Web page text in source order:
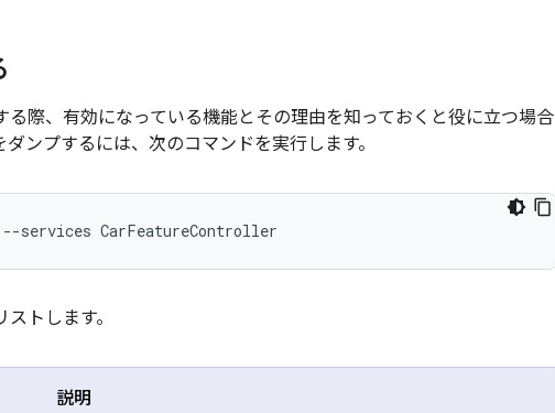
際、有効になっている機能とその理由を知っておくと役に立つ場合
ダンプするには、次のコマンドを実行します。
トします。
説明